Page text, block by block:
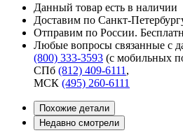
Данный товар есть в наличии
Доставим по Санкт-
Отправим по России.
Любые вопросы связанные с
(800) 333-3593 (с мобильных
СПб (812) 409-6111 ,
МСК (495) 260-6111
Похожие детали
Недавно смотрели